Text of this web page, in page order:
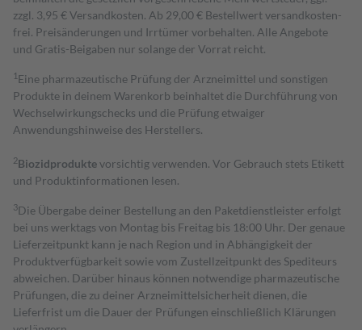
zzgl. 3,95 € Versandkosten. Ab 29,00 € Bestell­wert versand­kosten­
frei. Preisänderungen und Irrtümer vorbehalten. Alle Angebote
und Gratis-Beigaben nur solange der Vorrat reicht.
1 Eine pharmazeutische Prüfung der Arzneimittel und sonstigen
Produkte in deinem Warenkorb beinhaltet die Durchführung von
Wechselwirkungschecks und die Prüfung etwaiger
Anwendungshinweise des Herstellers.
2Biozidproduktevorsichtig verwenden. Vor Gebrauch stets Etikett
und Produktinformationen lesen.
3Die Übergabe deiner Bestellung an den Paketdienstleister erfolgt
bei uns werktags von Montag bis Freitag bis 18:00 Uhr. Der genaue
Lieferzeitpunkt kann je nach Region und in Abhängigkeit der
Produktverfügbarkeit sowie vom Zustellzeitpunkt des Spediteurs
abweichen. Darüber hinaus können notwendige pharmazeutische
Prüfungen, die zu deiner Arzneimittelsicherheit dienen, die
Lieferfrist um die Dauer der Prüfungen einschließlich Klärungen